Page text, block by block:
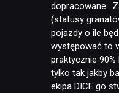
dopracowane..
(statusy
pojazdy o ile
występować to
praktycznie
tylko tak jakby
ekipa DICE go